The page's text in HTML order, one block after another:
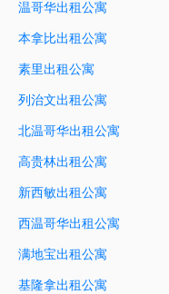
温哥华出租公寓
本拿比出租公寓
素里出租公寓
列治文出租公寓
北温哥华出租公寓
高贵林出租公寓
新西敏出租公寓
西温哥华出租公寓
满地宝出租公寓
基隆拿出租公寓